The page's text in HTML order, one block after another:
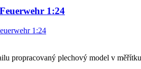
1:24
propracovaný plechový model v